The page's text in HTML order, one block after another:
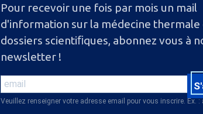
Pour recevoir une fois par mois un mail
d'information sur la médecine thermale
dossiers scientiﬁques, abonnez vous à
newsletter !
Veuillez renseigner votre adresse email pour vous inscrire. Ex. :